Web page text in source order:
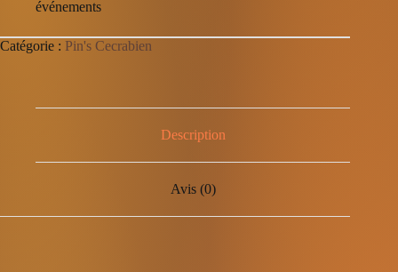
événements
Catégorie : Pin's Cecrabien
Description
Avis (0)